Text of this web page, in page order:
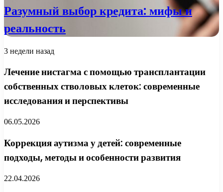
Разумный выбор кредита: мифы и
реальность
3 недели назад
Лечение нистагма с помощью трансплантации
собственных стволовых клеток: современные
исследования и перспективы
06.05.2026
Коррекция аутизма у детей: современные
подходы, методы и особенности развития
22.04.2026